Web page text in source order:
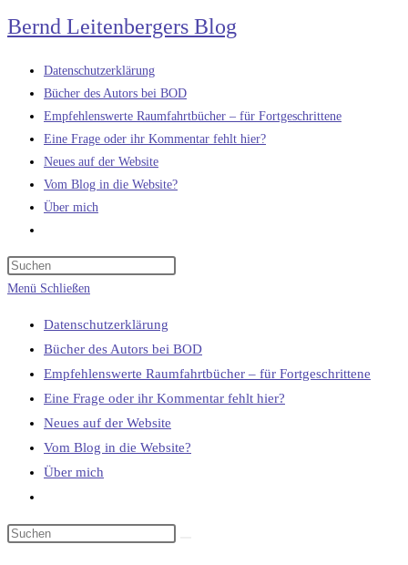
Zum
Inhalt
springen
Bernd Leitenbergers Blog
Datenschutzerklärung
Bücher des Autors bei BOD
Empfehlenswerte Raumfahrtbücher – für Fortgeschrittene
Eine Frage oder ihr Kommentar fehlt hier?
Neues auf der Website
Vom Blog in die Website?
Über mich
umschalten
Menü Schließen
Datenschutzerklärung
Bücher des Autors bei BOD
Empfehlenswerte Raumfahrtbücher – für Fortgeschrittene
Eine Frage oder ihr Kommentar fehlt hier?
Neues auf der Website
Vom Blog in die Website?
Über mich
umschalten